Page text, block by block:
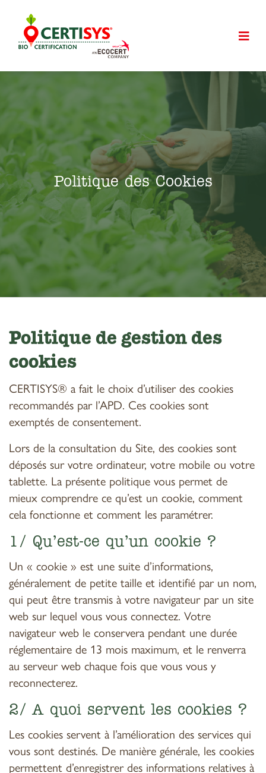
Politique des Cookies
Politique de gestion des
cookies
CERTISYS® a fait le choix d’utiliser des cookies
recommandés par l’APD. Ces cookies sont
exemptés de consentement.
Lors de la consultation du Site, des cookies sont
déposés sur votre ordinateur, votre mobile ou votre
tablette. La présente politique vous permet de
mieux comprendre ce qu’est un cookie, comment
cela fonctionne et comment les paramétrer.
1/ Qu’est-ce qu’un cookie ?
Un « cookie » est une suite d’informations,
généralement de petite taille et identifié par un nom,
qui peut être transmis à votre navigateur par un site
web sur lequel vous vous connectez. Votre
navigateur web le conservera pendant une durée
réglementaire de 13 mois maximum, et le renverra
au serveur web chaque fois que vous vous y
reconnecterez.
2/ A quoi servent les cookies ?
Les cookies servent à l’amélioration des services qui
vous sont destinés. De manière générale, les cookies
permettent d’enregistrer des informations relatives à